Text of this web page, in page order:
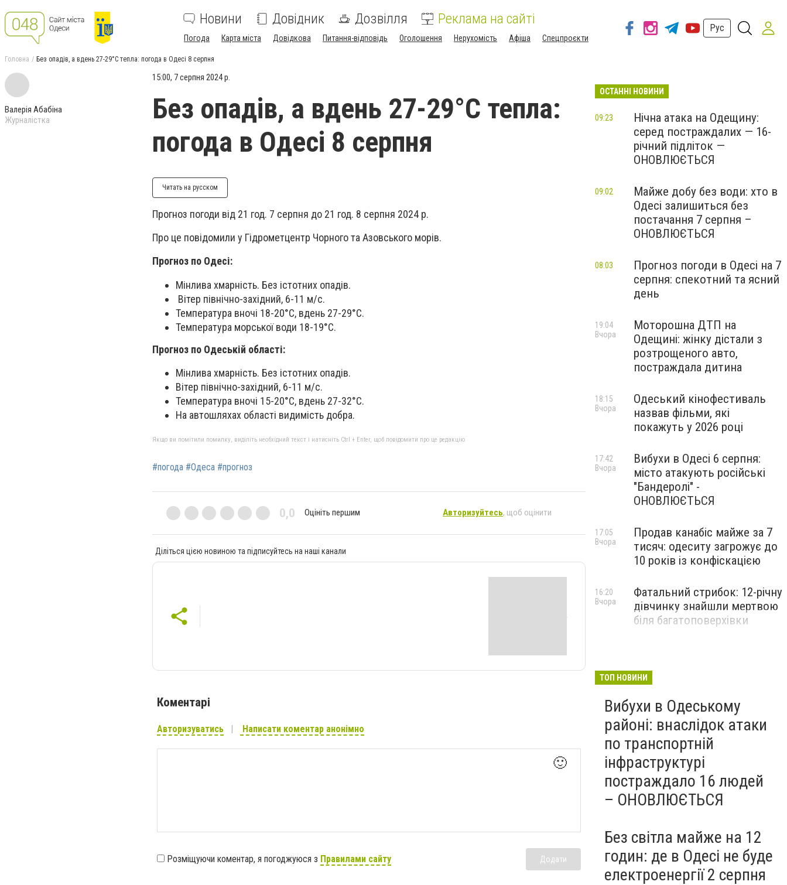
Новини Довідник Дозвілля Реклама на сайті
Погода Карта міста Довідкова Питання-відповідь Оголошення Нерухомість Афіша Спецпроєкти
Рус
Головна Без опадів, а вдень 27-29°С тепла: погода в Одесі 8 серпня
Валерія Абабіна
Журналістка
15:00, 7 серпня 2024 р.
Без опадів, а вдень 27-29°С тепла:
погода в Одесі 8 серпня
Читать на русском
Прогноз погоди від 21 год. 7 серпня до 21 год. 8 серпня 2024 р.
Про це повідомили у Гідрометцентр Чорного та Азовського морів.
Прогноз по Одесі:
Мінлива хмарність. Без істотних опадів.
Вітер північно-західний, 6-11 м/с.
Температура вночі 18-20°С, вдень 27-29°С.
Температура морської води 18-19°С.
Прогноз по Одеській області:
Мінлива хмарність. Без істотних опадів.
Вітер північно-західний, 6-11 м/с.
Температура вночі 15-20°С, вдень 27-32°С.
На автошляхах області видимість добра.
Якщо ви помітили помилку, виділіть необхідний текст і натисніть Ctrl + Enter, щоб повідомити про це редакцію
#погода #Одеса #прогноз
0,0 Оцініть першим Авторизуйтесь, щоб оцінити
Діліться цією новиною та підписуйтесь на наші канали
Коментарі
Авторизуватись Написати коментар анонімно
🙂
Розміщуючи коментар, я погоджуюся з Правилами сайту Додати
ОСТАННІ НОВИНИ
Нічна атака на Одещину:
серед постраждалих — 16-
річний підліток —
ОНОВЛЮЄТЬСЯ
09:23
Майже добу без води: хто в
Одесі залишиться без
постачання 7 серпня –
ОНОВЛЮЄТЬСЯ
09:02
Прогноз погоди в Одесі на 7
серпня: спекотний та ясний
день
08:03
Моторошна ДТП на
Одещині: жінку дістали з
розтрощеного авто,
постраждала дитина
19:04
Вчора
Одеський кінофестиваль
назвав фільми, які
покажуть у 2026 році
18:15
Вчора
Вибухи в Одесі 6 серпня:
місто атакують російські
"Бандеролі" -
ОНОВЛЮЄТЬСЯ
17:42
Вчора
Продав канабіс майже за 7
тисяч: одеситу загрожує до
10 років із конфіскацією
17:05
Вчора
Фатальний стрибок: 12-річну
дівчинку знайшли мертвою
біля багатоповерхівки
16:20
Вчора
ТОП НОВИНИ
Вибухи в Одеському
районі: внаслідок атаки
по транспортній
інфраструктурі
постраждало 16 людей
– ОНОВЛЮЄТЬСЯ
Без світла майже на 12
годин: де в Одесі не буде
електроенергії 2 серпня